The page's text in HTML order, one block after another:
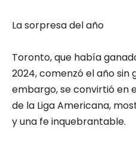
La sorpresa del año
Toronto, que había
2024, comenzó el año sin
embargo, se convirtió en
de la Liga Americana,
y una fe inquebrantable.